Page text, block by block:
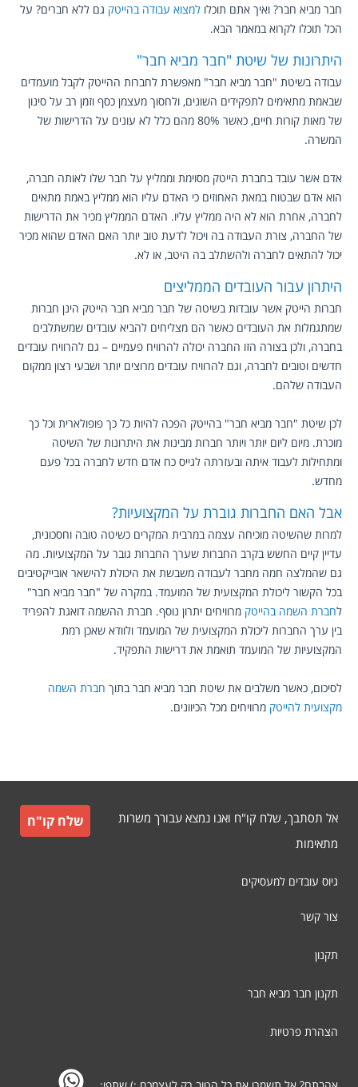
חבר מביא חבר? ואיך אתם תוכלו למצוא עבודה בהייטק גם ללא חברים? על
הכל תוכלו לקרוא במאמר הבא.
היתרונות של שיטת "חבר מביא חבר"
עבודה בשיטת "חבר מביא חבר" מאפשרת לחברות ההייטק לקבל מועמדים
שבאמת מתאימים לתפקידים השונים, ולחסוך מעצמן כסף וזמן רב על סינון
של מאות קורות חיים, כאשר 80% מהם כלל לא עונים על הדרישות של
המשרה.
אדם אשר עובד בחברת הייטק מסוימת וממליץ על חבר שלו לאותה חברה,
הוא אדם שבטוח במאת האחוזים כי האדם עליו הוא ממליץ באמת מתאים
לחברה, אחרת הוא לא היה ממליץ עליו. האדם הממליץ מכיר את הדרישות
של החברה, צורת העבודה בה ויכול לדעת טוב יותר האם האדם שהוא מכיר
יכול להתאים לחברה ולהשתלב בה היטב, או לא.
היתרון עבור העובדים הממליצים
חברות הייטק אשר עובדות בשיטה של חבר מביא חבר הייטק הינן חברות
שמתגמלות את העובדים כאשר הם מצליחים להביא עובדים שמשתלבים
בחברה, ולכן בצורה הזו החברה יכולה להרוויח פעמיים – גם להרוויח עובדים
חדשים וטובים לחברה, וגם להרוויח עובדים מרוצים יותר ושבעי רצון ממקום
העבודה שלהם.
לכן שיטת "חבר מביא חבר" בהייטק הפכה להיות כל כך פופולארית וכל כך
מוכרת. מיום ליום יותר ויותר חברות מבינות את היתרונות של השיטה
ומתחילות לעבוד איתה ובעזרתה לגייס כח אדם חדש לחברה בכל פעם
מחדש.
אבל האם החברות גוברת על המקצועיות?
למרות שהשיטה מוכיחה עצמה במרבית המקרים כשיטה טובה וחסכונית,
עדיין קיים החשש בקרב החברות שערך החברות גובר על המקצועיות. מה
גם שהמלצה חמה מחבר לעבודה משבשת את היכולת להישאר אובייקטיבים
בכל הקשור ליכולת המקצועית של המועמד. במקרה של "חבר מביא חבר"
לחברת השמה בהייטק מרוויחים יתרון נוסף. חברת ההשמה דואגת להפריד
בין ערך החברות ליכולת המקצועית של המועמד ולוודא שאכן רמת
המקצועיות של המועמד תואמת את דרישות התפקיד.
לסיכום, כאשר משלבים את שיטת חבר מביא חבר בתוך חברת השמה
מקצועית להייטק מרוויחים מכל הכיוונים.
אל תסתבך, שלח קו"ח ואנו נמצא עבורך משרות
מתאימות
שלח קו"ח
גיוס עובדים למעסיקים
צור קשר
תקנון
תקנון חבר מביא חבר
הצהרת פרטיות